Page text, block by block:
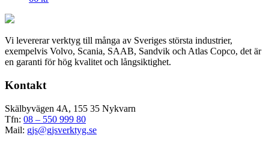
Vi levererar verktyg till många av Sveriges största industrier,
exempelvis Volvo, Scania, SAAB, Sandvik och Atlas Copco, det är
en garanti för hög kvalitet och långsiktighet.
Kontakt
Skälbyvägen 4A, 155 35 Nykvarn
Tfn: 08 – 550 999 80
Mail: gjs@gjsverktyg.se